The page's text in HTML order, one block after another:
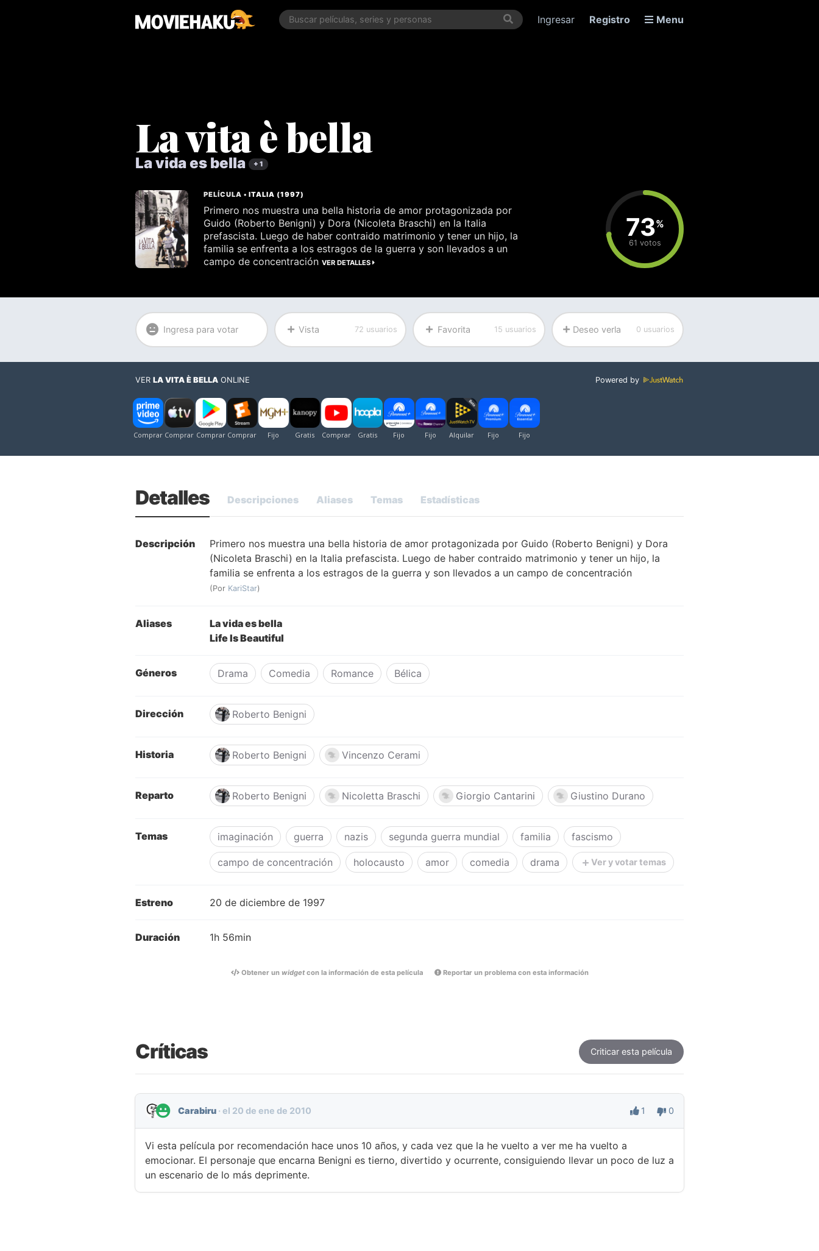
Ingresar Registro Menu
La vita è bella
La vida es bella + 1
73%
61 votos
PELÍCULA •ITALIA (1997)
Primero nos muestra una bella historia de amor protagonizada por
Guido (Roberto Benigni) y Dora (Nicoleta Braschi) en la Italia
prefascista. Luego de haber contraido matrimonio y tener un hijo, la
familia se enfrenta a los estragos de la guerra y son llevados a un
campo de concentraciónVER DETALLES
Ingresa para votar Vista 72 usuarios Favorita 15 usuarios Deseo verla 0 usuarios
VER LA VITA È BELLA ONLINE Powered by
Detalles Descripciones Aliases Temas Estadísticas
Descripción
Primero nos muestra una bella historia de amor protagonizada por Guido (Roberto Benigni) y Dora
(Nicoleta Braschi) en la Italia prefascista. Luego de haber contraido matrimonio y tener un hijo, la
familia se enfrenta a los estragos de la guerra y son llevados a un campo de concentración
(Por KariStar)
Aliases
La vida es bella
Life Is Beautiful
Géneros Drama Comedia Romance Bélica
Dirección Roberto Benigni
Historia Roberto Benigni Vincenzo Cerami
Reparto Roberto Benigni Nicoletta Braschi Giorgio Cantarini Giustino Durano
Temas imaginación guerra nazis segunda guerra mundial familia fascismo
campo de concentración holocausto amor comedia drama Ver y votar temas
Estreno 20 de diciembre de 1997
Duración 1h 56min
Obtener un widgetcon la información de esta película Reportar un problema con esta información
Críticas Criticar esta película
Carabiru · el 20 de ene de 2010 1 0
Vi esta película por recomendación hace unos 10 años, y cada vez que la he vuelto a ver me ha vuelto a
emocionar. El personaje que encarna Benigni es tierno, divertido y ocurrente, consiguiendo llevar un poco de luz a
un escenario de lo más deprimente.